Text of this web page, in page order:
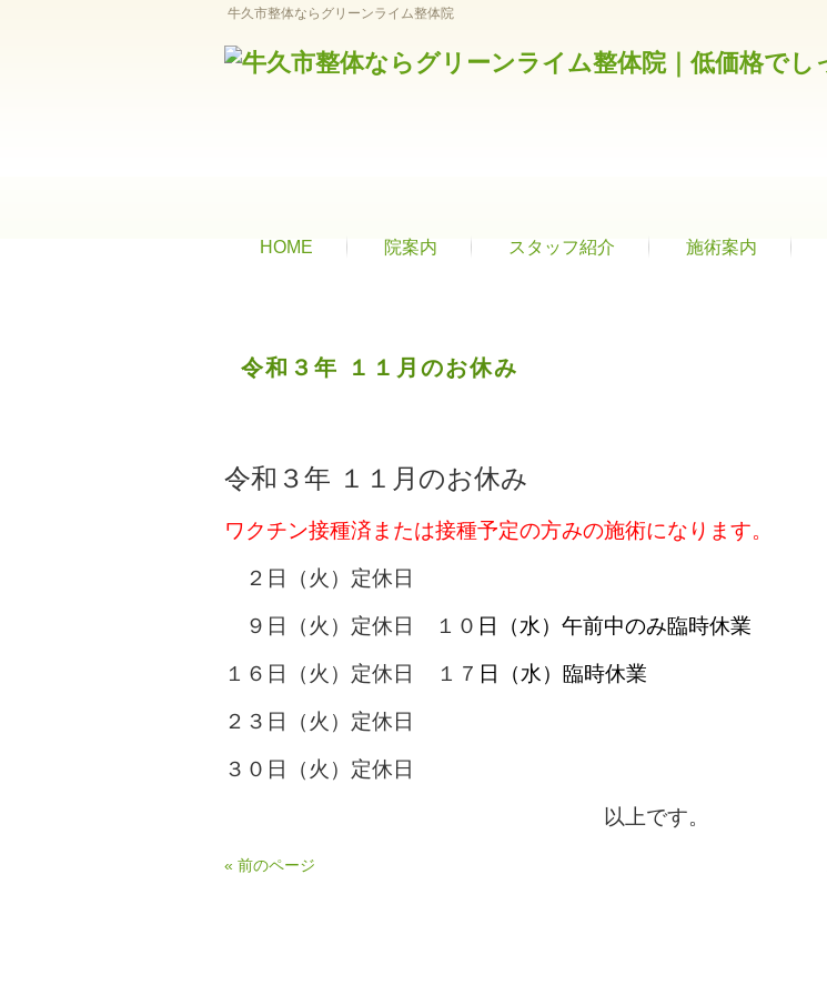
牛久市整体ならグリーンライム整体院
HOME 院案内 スタッフ紹介 施術案内
令和３年 １１月のお休み
令和３年 １１月のお休み
ワクチン接種済または接種予定の方みの施術になります。
２日（火）定休日
９日（火）定休日 １０ 日（水）午前中のみ臨時休業
１６日（火）定休日 １７ 日（水）臨時休業
２３日（火）定休日
３０日（火）定休日
以上です。
« 前のページ